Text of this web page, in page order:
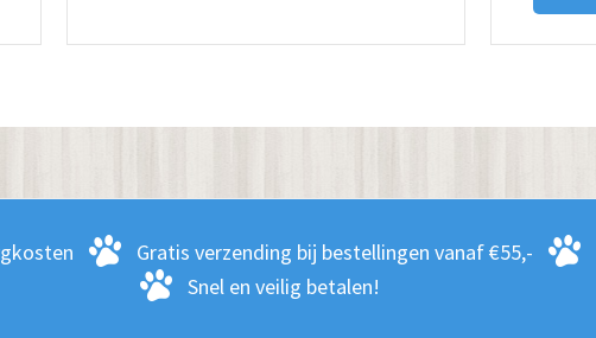
gekozen
worden
op
Gratis verzending bij bestellingen vanaf €55,-
Snel en veilig betalen!